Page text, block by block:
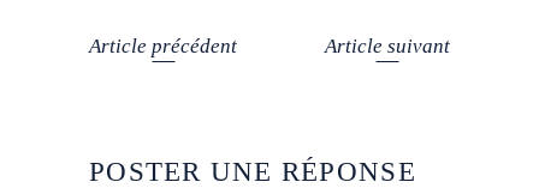
Article précédent Article suivant
POSTER UNE RÉPONSE